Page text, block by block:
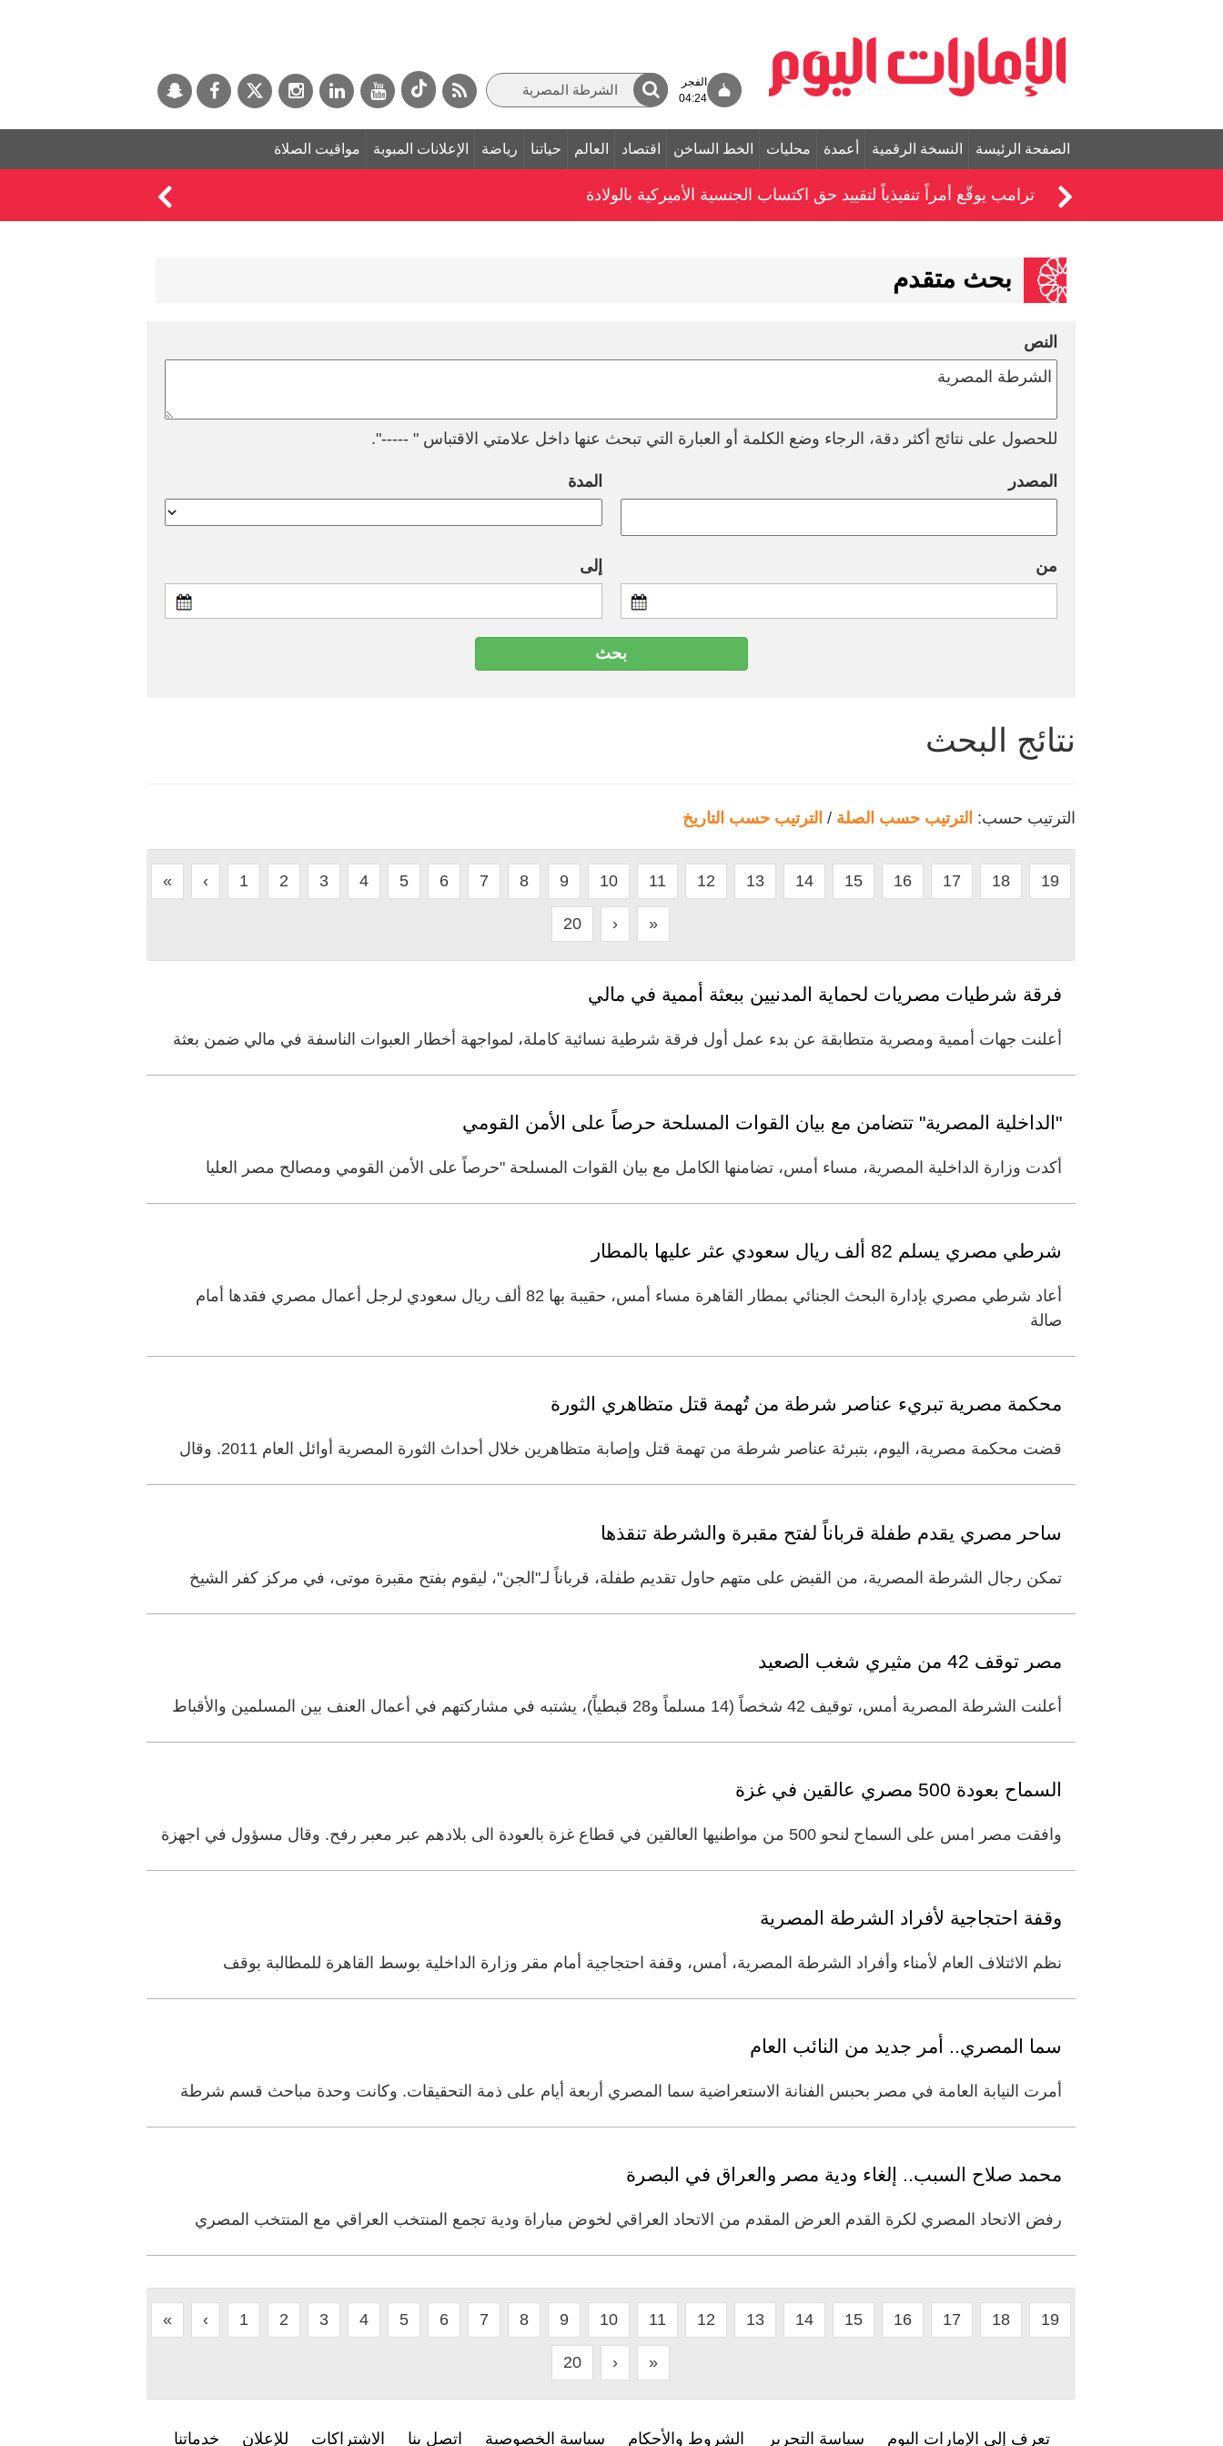
الفجر
04:24
الصفحة الرئيسة النسخة الرقمية أعمدة محليات الخط الساخن اقتصاد العالم حياتنا رياضة الإعلانات المبوبة مواقيت الصلاة
ترامب يوقّع أمراً تنفيذياً لتقييد حق اكتساب الجنسية الأميركية بالولادة
بحث متقدم
النص
للحصول على نتائج أكثر دقة، الرجاء وضع الكلمة أو العبارة التي تبحث عنها داخل علامتي الاقتباس " -----".
المصدر المدة
من إلى
نتائج البحث
الترتيب حسب: الترتيب حسب الصلة / الترتيب حسب التاريخ
« ‹ 1 2 3 4 5 6 7 8 9 10 11 12 13 14 15 16 17 18 19
20 › »
فرقة شرطيات مصريات لحماية المدنيين ببعثة أممية في مالي
أعلنت جهات أممية ومصرية متطابقة عن بدء عمل أول فرقة شرطية نسائية كاملة، لمواجهة أخطار العبوات الناسفة في مالي ضمن بعثة
"الداخلية المصرية" تتضامن مع بيان القوات المسلحة حرصاً على الأمن القومي
أكدت وزارة الداخلية المصرية، مساء أمس، تضامنها الكامل مع بيان القوات المسلحة "حرصاً على الأمن القومي ومصالح مصر العليا
شرطي مصري يسلم 82 ألف ريال سعودي عثر عليها بالمطار
أعاد شرطي مصري بإدارة البحث الجنائي بمطار القاهرة مساء أمس، حقيبة بها 82 ألف ريال سعودي لرجل أعمال مصري فقدها أمام
صالة
محكمة مصرية تبريء عناصر شرطة من تُهمة قتل متظاهري الثورة
قضت محكمة مصرية، اليوم، بتبرئة عناصر شرطة من تهمة قتل وإصابة متظاهرين خلال أحداث الثورة المصرية أوائل العام 2011. وقال
ساحر مصري يقدم طفلة قرباناً لفتح مقبرة والشرطة تنقذها
تمكن رجال الشرطة المصرية، من القبض على متهم حاول تقديم طفلة، قرباناً لـ"الجن"، ليقوم بفتح مقبرة موتى، في مركز كفر الشيخ
مصر توقف 42 من مثيري شغب الصعيد
أعلنت الشرطة المصرية أمس، توقيف 42 شخصاً (14 مسلماً و28 قبطياً)، يشتبه في مشاركتهم في أعمال العنف بين المسلمين والأقباط
السماح بعودة 500 مصري عالقين في غزة
وافقت مصر امس على السماح لنحو 500 من مواطنيها العالقين في قطاع غزة بالعودة الى بلادهم عبر معبر رفح. وقال مسؤول في اجهزة
وقفة احتجاجية لأفراد الشرطة المصرية
نظم الائتلاف العام لأمناء وأفراد الشرطة المصرية، أمس، وقفة احتجاجية أمام مقر وزارة الداخلية بوسط القاهرة للمطالبة بوقف
سما المصري.. أمر جديد من النائب العام
أمرت النيابة العامة في مصر بحبس الفنانة الاستعراضية سما المصري أربعة أيام على ذمة التحقيقات. وكانت وحدة مباحث قسم شرطة
محمد صلاح السبب.. إلغاء ودية مصر والعراق في البصرة
رفض الاتحاد المصري لكرة القدم العرض المقدم من الاتحاد العراقي لخوض مباراة ودية تجمع المنتخب العراقي مع المنتخب المصري
« ‹ 1 2 3 4 5 6 7 8 9 10 11 12 13 14 15 16 17 18 19
20 › »
تعرف إلى الإمارات اليوم سياسة التحرير الشروط والأحكام سياسة الخصوصية اتصل بنا الاشتراكات للإعلان خدماتنا